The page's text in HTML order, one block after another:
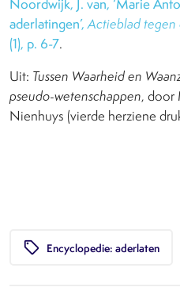
Noordwijk, J. van, ‘Marie
aderlatingen’,Actieblad tegen
(1), p. 6-7.
Uit: Tussen Waarheid en
pseudo-wetenschappen, door
Nienhuys (vierde herziene
local_offer Encyclopedie: aderlaten